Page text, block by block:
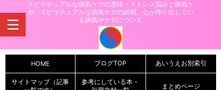
スピリチュアルな病気ケガの意味・ストレス悩みと病気ケ
ガ。スピリチュアルな病気ケガの説明。心が作り出してい
る病気やケガについて
HOME ブログTOP あいうえお別索引
サイトマップ（記事
参考にしている本・
まとめページ